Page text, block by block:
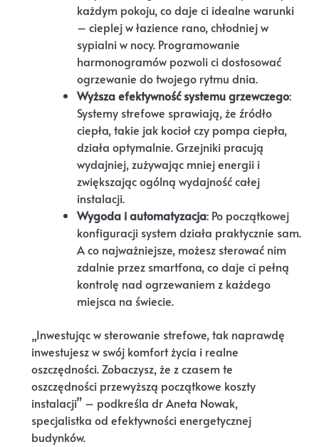
każdym pokoju, co daje ci idealne warunki
– cieplej w łazience rano, chłodniej w
sypialni w nocy. Programowanie
harmonogramów pozwoli ci dostosować
ogrzewanie do twojego rytmu dnia.
Wyższa efektywność systemu grzewczego:
Systemy strefowe sprawiają, że źródło
ciepła, takie jak kocioł czy pompa ciepła,
działa optymalnie. Grzejniki pracują
wydajniej, zużywając mniej energii i
zwiększając ogólną wydajność całej
instalacji.
Wygoda i automatyzacja: Po początkowej
konfiguracji system działa praktycznie sam.
A co najważniejsze, możesz sterować nim
zdalnie przez smartfona, co daje ci pełną
kontrolę nad ogrzewaniem z każdego
miejsca na świecie.
„Inwestując w sterowanie strefowe, tak naprawdę
inwestujesz w swój komfort życia i realne
oszczędności. Zobaczysz, że z czasem te
oszczędności przewyższą początkowe koszty
instalacji” – podkreśla dr Aneta Nowak,
specjalistka od efektywności energetycznej
budynków.